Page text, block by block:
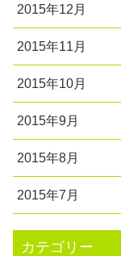
2015年12月
2015年11月
2015年10月
2015年9月
2015年8月
2015年7月
カテゴリー